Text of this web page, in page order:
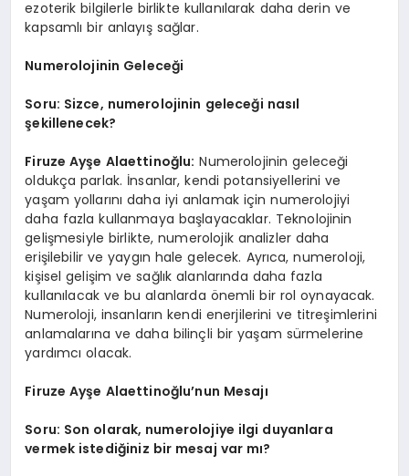
ezoterik bilgilerle birlikte kullanılarak daha derin ve
kapsamlı bir anlayış sağlar.
Numerolojinin Geleceği
Soru: Sizce, numerolojinin geleceği nasıl
şekillenecek?
Firuze Ayşe Alaettinoğlu: Numerolojinin geleceği
oldukça parlak. İnsanlar, kendi potansiyellerini ve
yaşam yollarını daha iyi anlamak için numerolojiyi
daha fazla kullanmaya başlayacaklar. Teknolojinin
gelişmesiyle birlikte, numerolojik analizler daha
erişilebilir ve yaygın hale gelecek. Ayrıca, numeroloji,
kişisel gelişim ve sağlık alanlarında daha fazla
kullanılacak ve bu alanlarda önemli bir rol oynayacak.
Numeroloji, insanların kendi enerjilerini ve titreşimlerini
anlamalarına ve daha bilinçli bir yaşam sürmelerine
yardımcı olacak.
Firuze Ayşe Alaettinoğlu’nun Mesajı
Soru: Son olarak, numerolojiye ilgi duyanlara
vermek istediğiniz bir mesaj var mı?